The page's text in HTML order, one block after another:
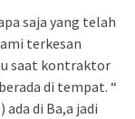
saja yang telah
terkesan
saat kontraktor
di tempat. “
di Ba,a jadi